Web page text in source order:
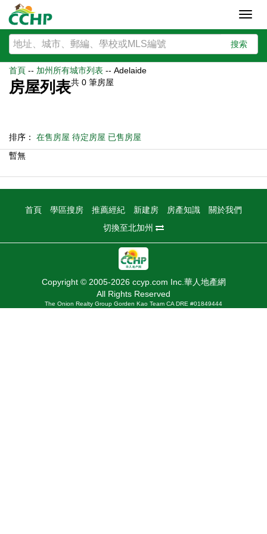
搜索
首頁 -- 加州所有城市列表 -- Adelaide
房屋列表共 0 筆房屋
排序： 在售房屋 待定房屋 已售房屋
暫無
首頁 學區搜房 推薦經紀 新建房 房產知識
關於我們
切換至北加州
Copyright © 2005-2026 ccyp.com Inc.華人地產網
All Rights Reserved
The Onion Realty Group Gorden Kao Team CA DRE #01849444